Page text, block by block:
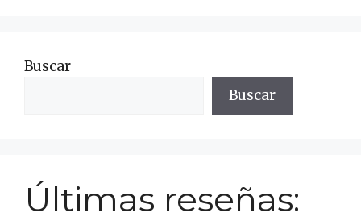
Buscar
Buscar
Últimas reseñas: